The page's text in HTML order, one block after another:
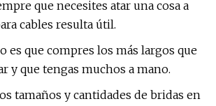
que necesites atar una cosa a
cables resulta útil.
es que compres los más largos que
y que tengas muchos a mano.
tamaños y cantidades de bridas en